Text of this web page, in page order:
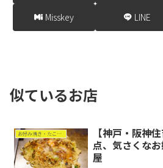
Misskey LINE
似ているお店
お好み焼き・たこ焼き
【神戸・阪神
点、気さくな
屋